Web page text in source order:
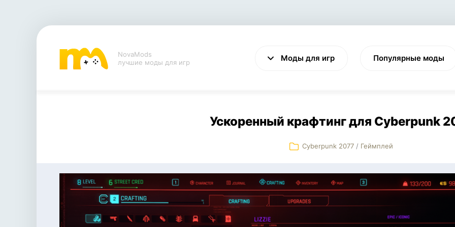
NovaMods
лучшие моды для игр
Моды для игр
VALHEIM CYBERPUNK 2077
Популярные моды
Ускоренный крафтинг для Cyberpunk
Cyberpunk 2077 / Геймплей